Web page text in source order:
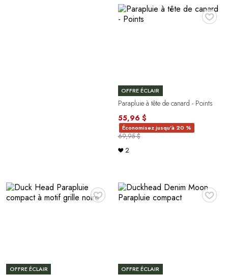
♥
OFFRE ÉCLAIR
Parapluie à tête de canard - Points
55,96 $
Économisez jusqu'à 20 %
69,95 $
2
♥
OFFRE ÉCLAIR
♥
OFFRE ÉCLAIR